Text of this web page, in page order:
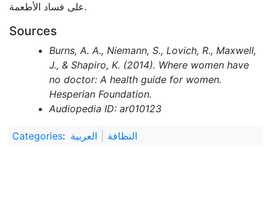
على فساد الأطعمة.
Sources
Burns, A. A., Niemann, S., Lovich, R., Maxwell,
J., & Shapiro, K. (2014). Where women have
no doctor: A health guide for women.
Hesperian Foundation.
Audiopedia ID: ar010123
Categories: العربية النظافة